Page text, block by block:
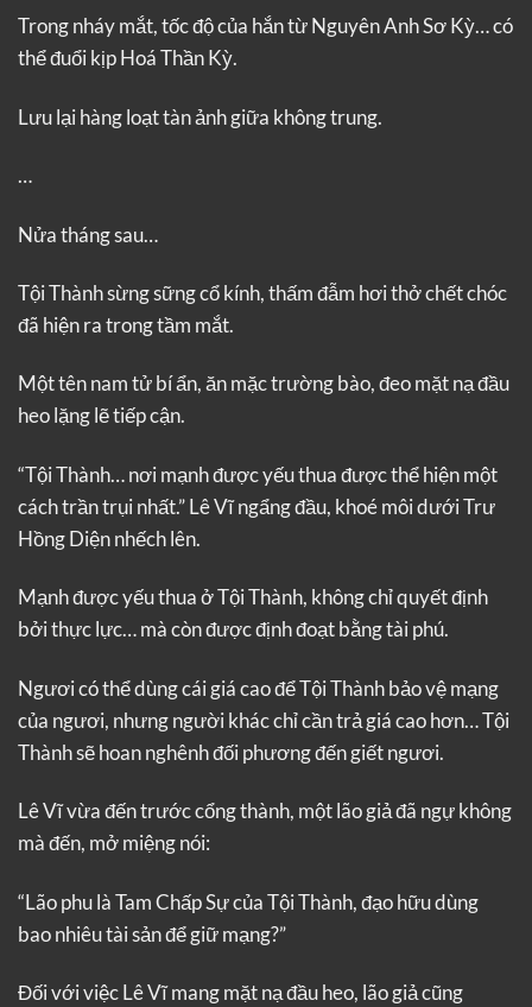
Trong nháy mắt, tốc độ của hắn từ Nguyên Anh Sơ Kỳ… có
thể đuổi kịp Hoá Thần Kỳ.
Lưu lại hàng loạt tàn ảnh giữa không trung.
…
Nửa tháng sau…
Tội Thành sừng sững cổ kính, thấm đẫm hơi thở chết chóc
đã hiện ra trong tầm mắt.
Một tên nam tử bí ẩn, ăn mặc trường bào, đeo mặt nạ đầu
heo lặng lẽ tiếp cận.
“Tội Thành… nơi mạnh được yếu thua được thể hiện một
cách trần trụi nhất.” Lê Vĩ ngẩng đầu, khoé môi dưới Trư
Hồng Diện nhếch lên.
Mạnh được yếu thua ở Tội Thành, không chỉ quyết định
bởi thực lực… mà còn được định đoạt bằng tài phú.
Ngươi có thể dùng cái giá cao để Tội Thành bảo vệ mạng
của ngươi, nhưng người khác chỉ cần trả giá cao hơn… Tội
Thành sẽ hoan nghênh đối phương đến giết ngươi.
Lê Vĩ vừa đến trước cổng thành, một lão giả đã ngự không
mà đến, mở miệng nói:
“Lão phu là Tam Chấp Sự của Tội Thành, đạo hữu dùng
bao nhiêu tài sản để giữ mạng?”
Đối với việc Lê Vĩ mang mặt nạ đầu heo, lão giả cũng